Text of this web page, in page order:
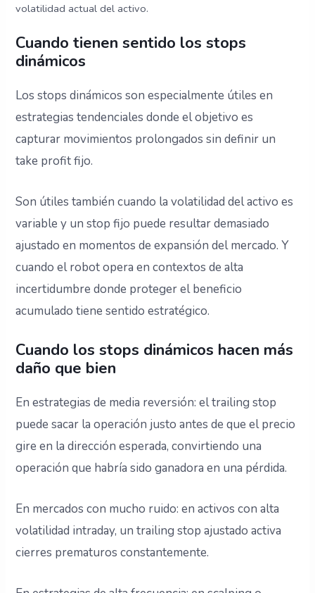
volatilidad actual del activo.
Cuando tienen sentido los stops
dinámicos
Los stops dinámicos son especialmente útiles en
estrategias tendenciales donde el objetivo es
capturar movimientos prolongados sin definir un
take profit fijo.
Son útiles también cuando la volatilidad del activo es
variable y un stop fijo puede resultar demasiado
ajustado en momentos de expansión del mercado. Y
cuando el robot opera en contextos de alta
incertidumbre donde proteger el beneficio
acumulado tiene sentido estratégico.
Cuando los stops dinámicos hacen más
daño que bien
En estrategias de media reversión: el trailing stop
puede sacar la operación justo antes de que el precio
gire en la dirección esperada, convirtiendo una
operación que habría sido ganadora en una pérdida.
En mercados con mucho ruido: en activos con alta
volatilidad intraday, un trailing stop ajustado activa
cierres prematuros constantemente.